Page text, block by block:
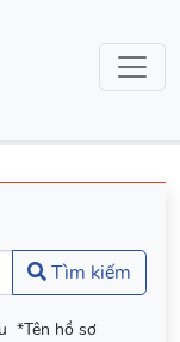
Tìm kiếm
*Tên hồ sơ